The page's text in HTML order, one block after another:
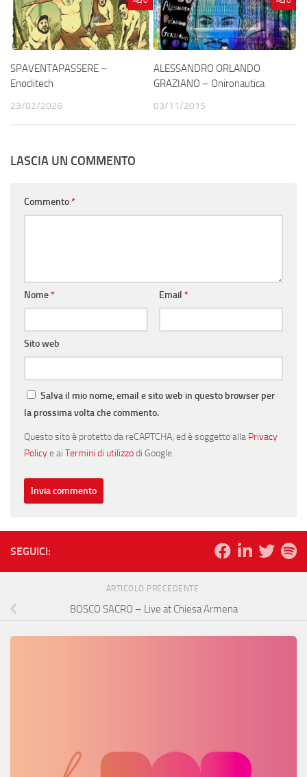
SPAVENTAPASSERE –
Enoclitech
23/02/2026
ALESSANDRO ORLANDO
GRAZIANO – Onironautica
03/11/2015
LASCIA UN COMMENTO
Commento*
Nome* Email *
Sito web
Salva il mio nome, email e sito web in questo browser per
la prossima volta che commento.
Questo sito è protetto da reCAPTCHA, ed è soggetto alla Privacy
Policye ai Termini di utilizzodi Google.
SEGUICI:
ARTICOLO PRECEDENTE
BOSCO SACRO – Live at Chiesa Armena